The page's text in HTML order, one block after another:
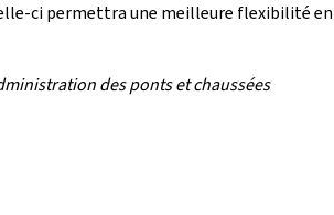
ci permettra une meilleure flexibilité
des ponts et chaussées